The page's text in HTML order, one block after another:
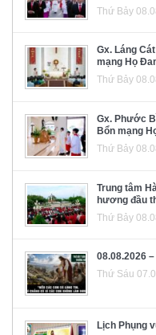
Thứ Bảy
Gx. Láng
mạng Họ
Thứ Bảy
Gx. Phước
Bổn mạng
Thứ Bảy
Trung tâm
hương đầu
Thứ Bảy
08.08.2026
Thứ Sáu
Lịch Phụng